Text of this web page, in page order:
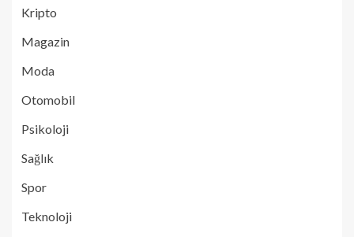
Kripto
Magazin
Moda
Otomobil
Psikoloji
Sağlık
Spor
Teknoloji